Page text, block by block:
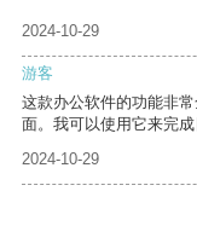
2024-10-29
游客
这款办公软件的功能非
面。我可以使用它来完
2024-10-29